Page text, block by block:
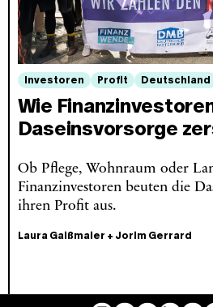
Investoren Profit Deutschland
Wie
Daseinsvorsorge
Ob Pflege, Wohnraum oder
Finanzinvestoren beuten die
ihren Profit aus.
Laura Gaißmaier + Jorim Gerrard